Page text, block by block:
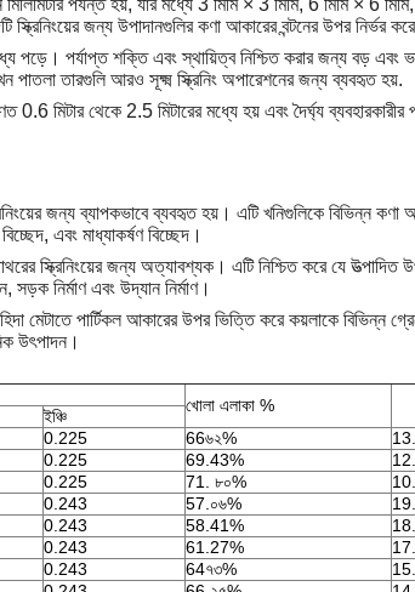
পর্যন্ত হয়, যার মধ্যে 3 মিমি × 3 মিমি, 6 মিমি × 6
জন্য উপাদানগুলির কণা আকারের বন্টনের উপর নির্ভর
পড়ে। পর্যাপ্ত শক্তি এবং স্থায়িত্ব নিশ্চিত করার জন্য বড় এবং
পাতলা তারগুলি আরও সূক্ষ্ম স্ক্রিনিং অপারেশনের জন্য ব্যবহৃত হয়.
0.6 মিটার থেকে 2.5 মিটারের মধ্যে হয় এবং দৈর্ঘ্য
জন্য ব্যাপকভাবে ব্যবহৃত হয়। এটি খনিগুলিকে বিভিন্ন কণা
এবং মাধ্যাকর্ষণ বিচ্ছেদ।
স্ক্রিনিংয়ের জন্য অত্যাবশ্যক। এটি নিশ্চিত করে যে উত্পাদিত
নির্মাণ এবং উদ্যান নির্মাণ।
মেটাতে পার্টিকল আকারের উপর ভিত্তি করে কয়লাকে বিভিন্ন
উৎপাদন।
খোলা এলাকা %
ইঞ্চি
0.225 66৬২%
0.225 69.43%
0.225 71. ৮০%
0.243 57.০৬%
0.243 58.41%
0.243 61.27%
0.243 64৭৩%